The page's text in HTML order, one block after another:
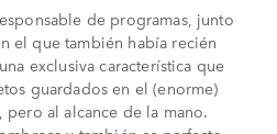
de programas, junto
el que también había recién
exclusiva característica que
guardados en el (enorme)
pero al alcance de la mano.